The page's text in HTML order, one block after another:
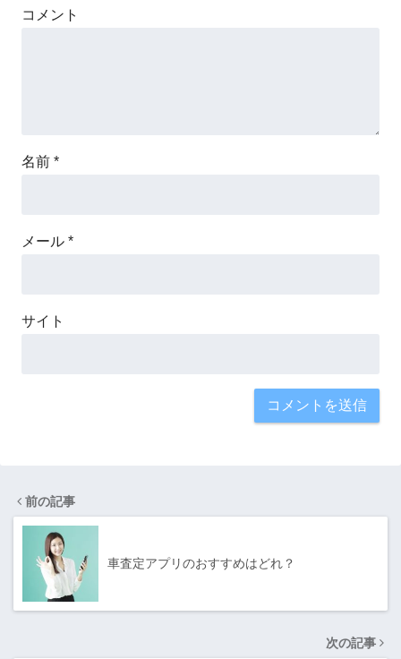
コメント
名前 *
メール *
サイト
前の記事
車査定アプリのおすすめはどれ？
次の記事